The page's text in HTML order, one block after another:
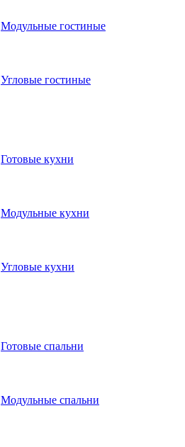
Модульные гостиные
Угловые гостиные
Готовые кухни
Модульные кухни
Угловые кухни
Готовые спальни
Модульные спальни